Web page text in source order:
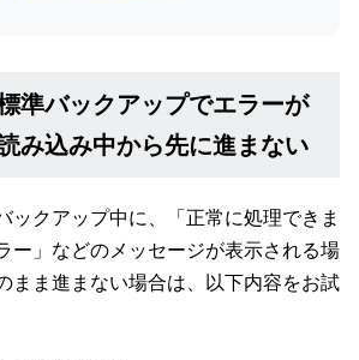
準バックアップでエラーが
み込み中から先に進まない
ックアップ中に、「正常に処理できま
ー」などのメッセージが表示される場
まま進まない場合は、以下内容をお試